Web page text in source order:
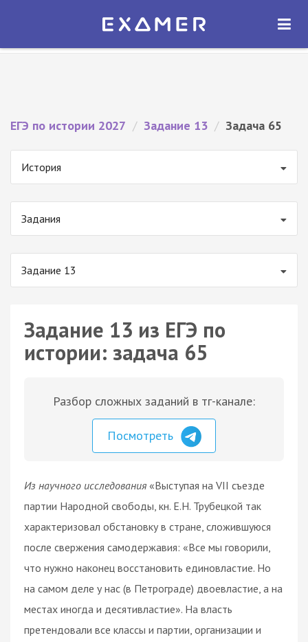
Экзамер — ЕГЭ 2027
ОТКРЫТЬ
ЕГЭ по истории 2027 / Задание 13 / Задача 65
История
Задания
Задание 13
Задание 13 из ЕГЭ по
истории: задача 65
Разбор сложных заданий в тг-канале:
Посмотреть
Из научного исследования «Выступая на VII съезде
партии Народной свободы, кн. Е.Н. Трубецкой так
характеризовал обстановку в стране, сложившуюся
после свержения самодержавия: «Все мы говорили,
что нужно наконец восстановить единовластие. Но
на самом деле у нас (в Петрограде) двоевластие, а на
местах иногда и десятивластие». На власть
претендовали все классы и партии, организации и